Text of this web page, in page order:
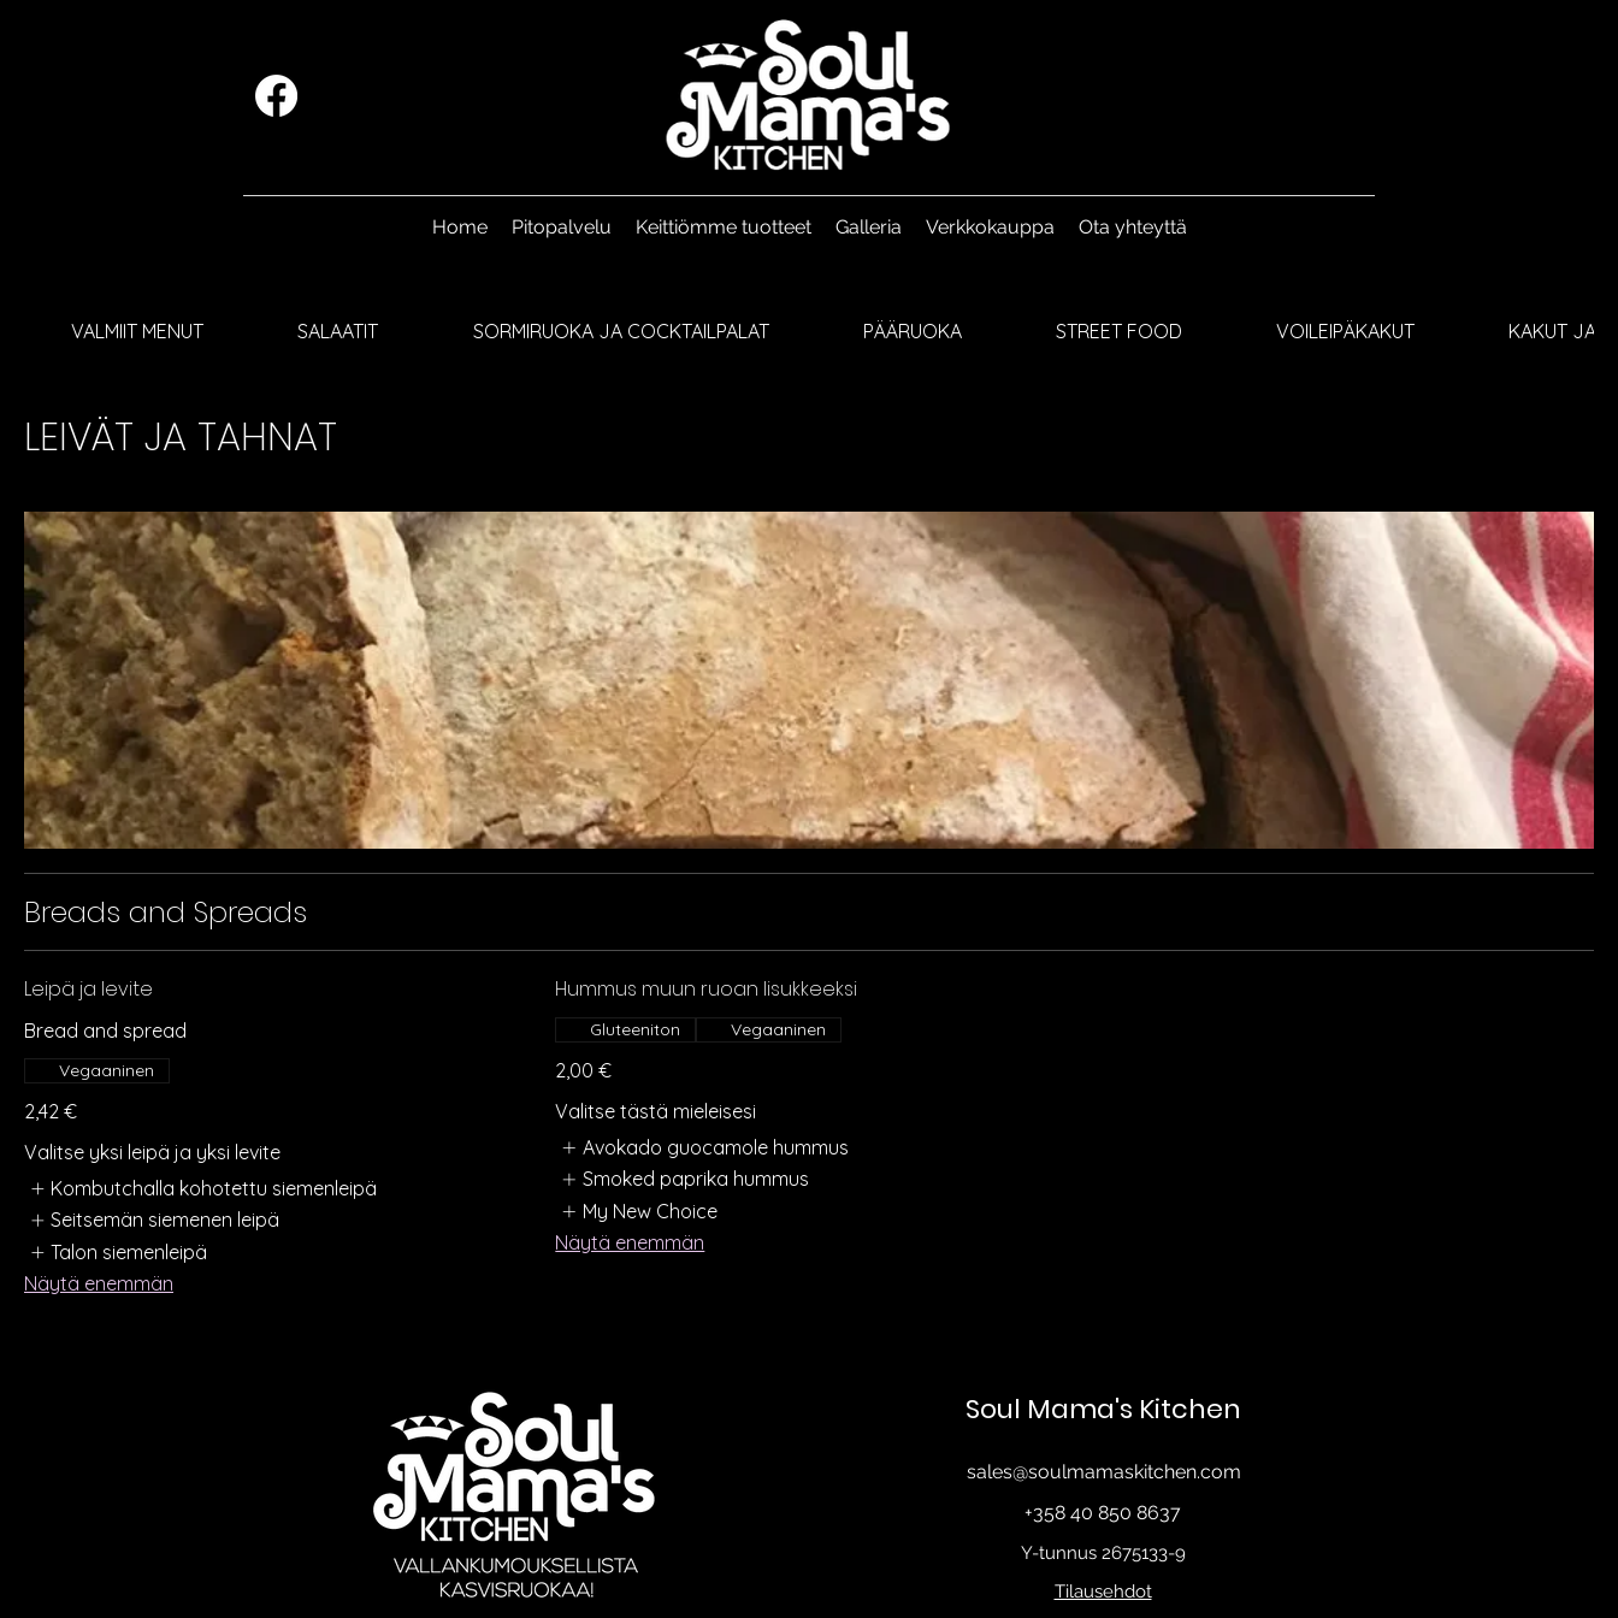
Home Pitopalvelu Keittiömme tuotteet Galleria Verkkokauppa Ota yhteyttä
VALMIIT MENUT SALAATIT SORMIRUOKA JA COCKTAILPALAT PÄÄRUOKA STREET FOOD VOILEIPÄKAKUT KAKUT JA
LEIVÄT JA TAHNAT
Breads and Spreads
Leipä ja levite
Bread and spread
2,42 €
Vegaaninen
Valitse yksi leipä ja yksi levite
Kombutchalla kohotettu siemenleipä
Seitsemän siemenen leipä
Talon siemenleipä
Näytä enemmän
Hummus muun ruoan lisukkeeksi
2,00 €
Gluteeniton Vegaaninen
Valitse tästä mieleisesi
Avokado guocamole hummus
Smoked paprika hummus
My New Choice
Näytä enemmän
Soul Mama's Kitchen
sales@soulmamaskitchen.com
+358 40 850 8637
Y-tunnus 2675133-9
Tilausehdot